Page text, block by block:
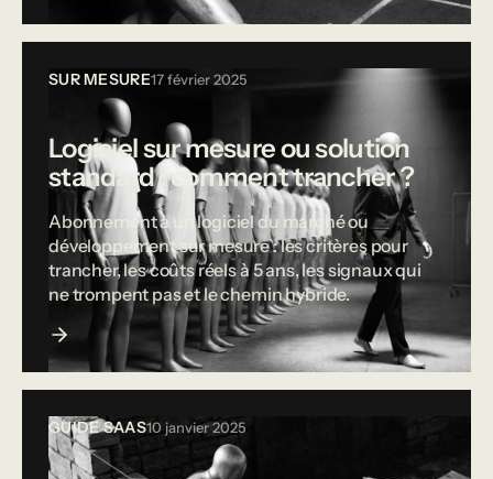
SUR MESURE17 février 2025
Logiciel sur mesure ou solution
standard : comment trancher ?
Abonnement à un logiciel du marché ou
développement sur mesure : les critères pour
trancher, les coûts réels à 5 ans, les signaux qui
ne trompent pas et le chemin hybride.
GUIDE SAAS10 janvier 2025